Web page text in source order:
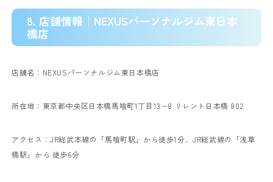
8. 店舗情報｜NEXUSパーソナルジム東日本
橋店
店舗名：NEXUSパーソナルジム東日本橋店
所在地：東京都中央区日本橋馬喰町1丁目13−8 リレント日本橋 802
アクセス：JR総武本線の「馬喰町駅」から徒歩1分、JR総武線の「浅草
橋駅」から 徒歩6分